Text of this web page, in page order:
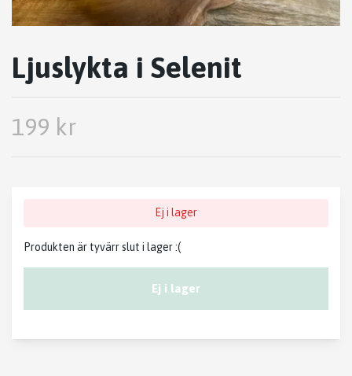
Ljuslykta i Selenit
199 kr
Ej i lager
Produkten är tyvärr slut i lager :(
Ej i lager